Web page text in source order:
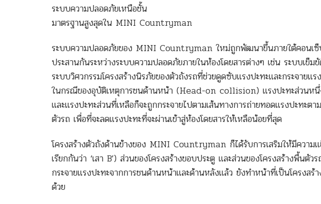
ระบบความปลอดภัยเหนือชั้น
มาตรฐานสูงสุดใน MINI Countryman
ระบบความปลอดภัยของ MINI Countryman ใหม่ถูกพัฒนาขึ้นภายใต้คอน
ประสานกันระหว่างระบบความปลอดภัยภายในห้องโดยสารต่างๆ เช่น ระบบเข็
ระบบวิศวกรรมโครงสร้างนิรภัยของตัวถังรถที่ช่วยดูดซับแรงปะทะและกระจายแ
ในกรณีของอุบัติเหตุการชนด้านหน้า (Head-on collision) แรงปะทะส่วนหนึ่
และแรงปะทะส่วนที่เหลือก็จะถูกกระจายไปตามเส้นทางการถ่ายทอดแรงปะทะ
ตัวรถ เพื่อที่จะลดแรงปะทะที่จะผ่านเข้าสู่ห้องโดยสารให้เหลือน้อยที่สุด
โครงสร้างตัวถังด้านข้างของ MINI Countryman ก็ได้รับการเสริมให้มีความ
เรียกกันว่า ‘เสา B’) ส่วนของโครงสร้างขอบประตู และส่วนของโครงสร้างพื้น
กระจายแรงปะทะจากการชนด้านหน้าและด้านหลังแล้ว ยังทำหน้าที่เป็นโครงสร้
ด้วย